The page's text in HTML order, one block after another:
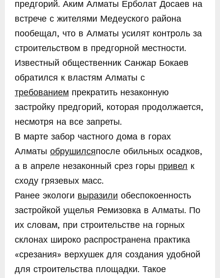
предгорий. Аким Алматы Ерболат Досаев на
встрече с жителями Медеуского района
пообещал, что в Алматы усилят контроль за
строительством в предгорной местности.
Известный общественник Санжар Бокаев
обратился к властям Алматы с
требованием прекратить незаконную
застройку предгорий, которая продолжается,
несмотря на все запреты.
В марте забор частного дома в горах
Алматы обрушилсяпосле обильных осадков,
а в апреле незаконный срез горы привел к
сходу грязевых масс.
Ранее экологи выразили обеспокоенность
застройкой ущелья Ремизовка в Алматы. По
их словам, при строительстве на горных
склонах широко распространена практика
«срезания» верхушек для создания удобной
для строительства площадки. Такое